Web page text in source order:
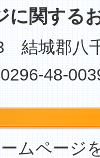
に関する
結城郡八
48-
ムページ